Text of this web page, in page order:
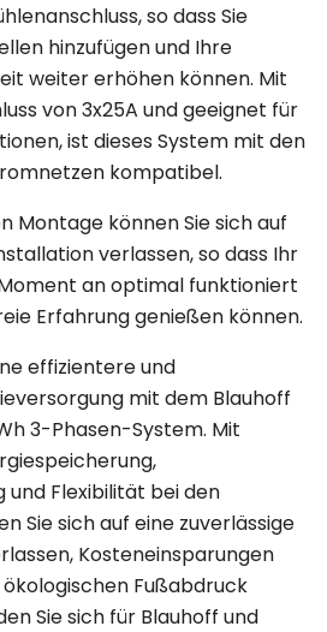
so dass Sie
hinzufügen und Ihre
weiter erhöhen können. Mit
von 3x25A und geeignet für
ist dieses System mit den
kompatibel.
Montage können Sie sich auf
verlassen, so dass Ihr
an optimal funktioniert
Erfahrung genießen können.
effizientere und
mit dem Blauhoff
3-Phasen-System. Mit
Flexibilität bei den
Sie sich auf eine zuverlässige
Kosteneinsparungen
Fußabdruck
Sie sich für Blauhoff und